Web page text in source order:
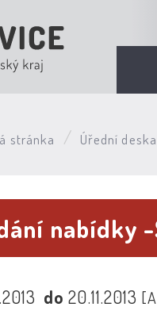
stránka Úřední deska
nabídky -
do20.11.2013